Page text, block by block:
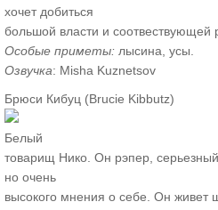
хочет добиться
большой власти и соотвествующей
Особые приметы: лысина, усы.
Озвучка: Misha Kuznetsov
Брюси Кибуц (Brucie Kibbutz)
Белый
товарищ Нико. Он рэпер,
но очень
высокого мнения о себе. Он живет